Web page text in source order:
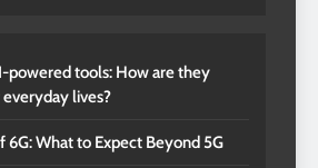
powered tools: How are they
everyday lives?
6G: What to Expect Beyond 5G